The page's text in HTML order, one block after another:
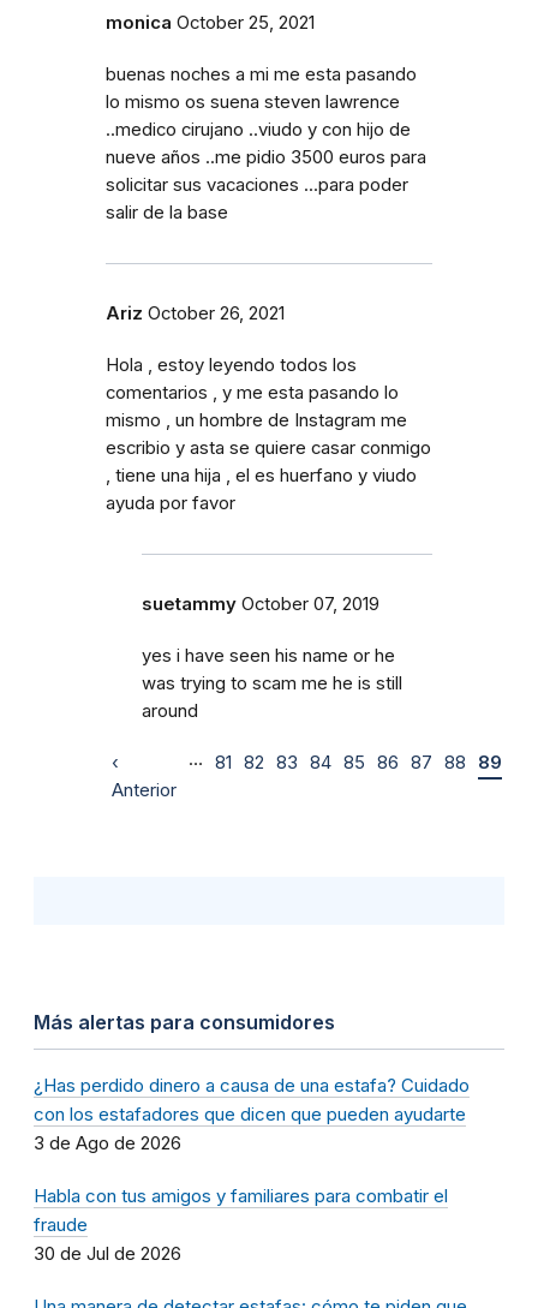
monica October 25, 2021
buenas noches a mi me esta pasando
lo mismo os suena steven lawrence
..medico cirujano ..viudo y con hijo de
nueve años ..me pidio 3500 euros para
solicitar sus vacaciones ...para poder
salir de la base
Ariz October 26, 2021
Hola , estoy leyendo todos los
comentarios , y me esta pasando lo
mismo , un hombre de Instagram me
escribio y asta se quiere casar conmigo
, tiene una hija , el es huerfano y viudo
ayuda por favor
suetammy October 07, 2019
yes i have seen his name or he
was trying to scam me he is still
around
‹
Anterior
… 81 82 83 84 85 86 87 88 89
Más alertas para consumidores
¿Has perdido dinero a causa de una estafa? Cuidado
con los estafadores que dicen que pueden ayudarte
3 de Ago de 2026
Habla con tus amigos y familiares para combatir el
fraude
30 de Jul de 2026